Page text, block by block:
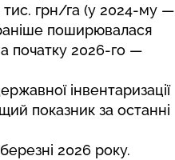
тис. грн/га (у 2024-му —
поширювалася
початку 2026-го —
інвентаризації
показник за останні
2026 року.